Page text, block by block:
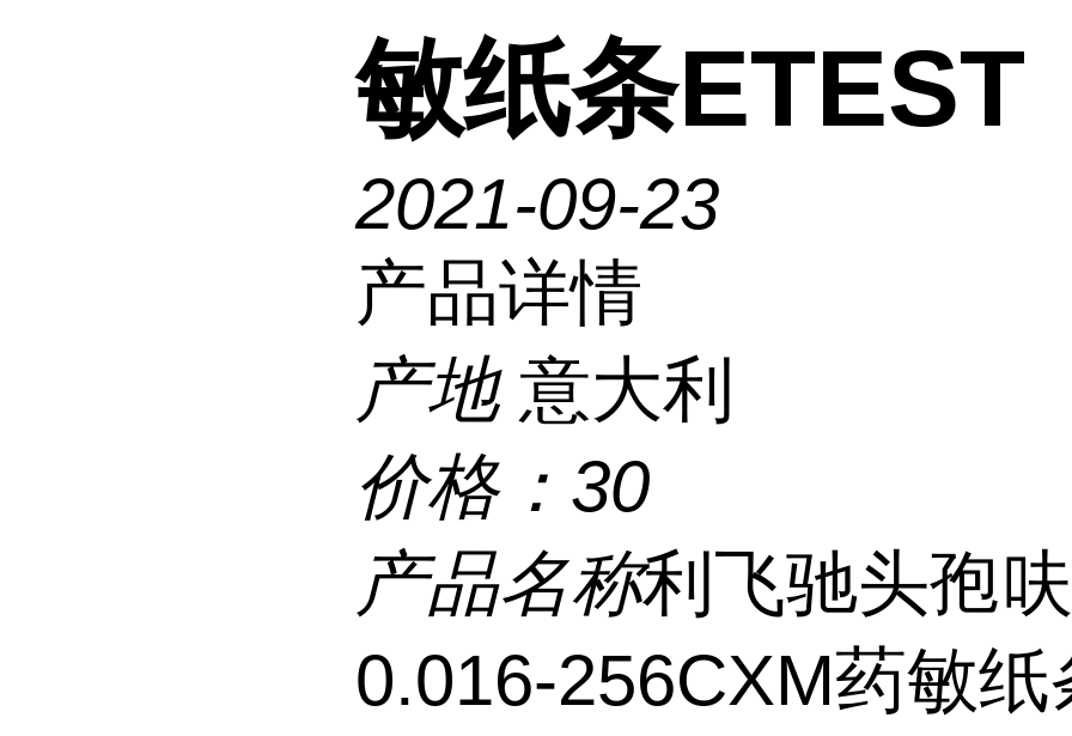
敏纸条ETEST
2021-09-23
产品详情
产地 意大利
价格： 30
产品名称利飞驰头孢
0.016-256CXM药敏纸